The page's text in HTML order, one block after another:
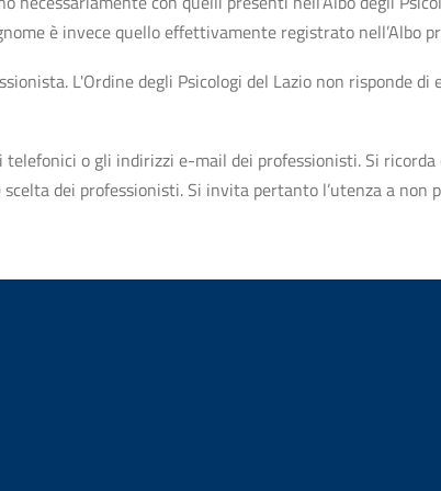
è invece quello effettivamente registrato nell’Albo
L'Ordine degli Psicologi del Lazio non risponde
telefonici o gli indirizzi e-mail dei professionisti. Si
dei professionisti. Si invita pertanto l’utenza a